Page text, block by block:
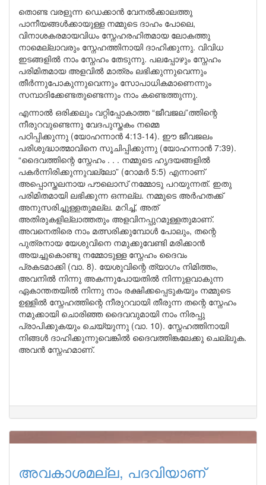
തൊണ്ട വരളുന്ന ഡെക്കാൻ വേനൽക്കാലത്തു
പാനീയങ്ങൾക്കായുള്ള നമ്മുടെ ദാഹം പോലെ,
വിനാശകരമായവിധം സ്നേഹരഹിതമായ ലോകത്തു
നാമെല്ലാവരും സ്നേഹത്തിനായി ദാഹിക്കുന്നു. വിവിധ
ഇടങ്ങളിൽ നാം സ്നേഹം തേടുന്നു. പലപ്പോഴും സ്നേഹം
പരിമിതമായ അളവിൽ മാത്രം ലഭിക്കുന്നുവെന്നും
തീർന്നുപോകുന്നുവെന്നും സോപാധികമാണെന്നും
സമ്പാദിക്കേണ്ടതുണ്ടെന്നും നാം കണ്ടെത്തുന്നു.
എന്നാൽ ഒരിക്കലും വറ്റിപ്പോകാത്ത “ജീവജല”ത്തിന്റെ
നീരുറവുണ്ടെന്നു വേദപുസ്തകം നമ്മെ
പഠിപ്പിക്കുന്നു (യോഹന്നാൻ 4:13-14). ഈ ജീവജലം
പരിശുദ്ധാത്മാവിനെ സൂചിപ്പിക്കുന്നു (യോഹന്നാൻ 7:39).
“ദൈവത്തിന്റെ സ്നേഹം . . . നമ്മുടെ ഹൃദയങ്ങളിൽ
പകർന്നിരിക്കുന്നുവല്ലോ” (റോമർ 5:5) എന്നാണ്
അപ്പൊസ്തലനായ പൗലൊസ് നമ്മോടു പറയുന്നത്. ഇതു
പരിമിതമായി ലഭിക്കുന്ന ഒന്നല്ല. നമ്മുടെ അർഹതക്ക്
അനുസരിച്ചുള്ളതുമല്ല. മറിച്ച്, അത്
അതിരുകളില്ലാത്തതും അളവിനപ്പുറമുള്ളതുമാണ്.
അവനെതിരെ നാം മത്സരിക്കുമ്പോൾ പോലും, തന്റെ
പുത്രനായ യേശുവിനെ നമുക്കുവേണ്ടി മരിക്കാൻ
അയച്ചുകൊണ്ടു നമ്മോടുള്ള സ്നേഹം ദൈവം
പ്രകടമാക്കി (വാ. 8). യേശുവിന്റെ ത്യാഗം നിമിത്തം,
അവനിൽ നിന്നു അകന്നുപോയതിൽ നിന്നുളവാകുന്ന
ഏകാന്തതയിൽ നിന്നു നാം രക്ഷിക്കപ്പെടുകയും നമ്മുടെ
ഉള്ളിൽ സ്നേഹത്തിന്റെ നീരുറവായി തീരുന്ന തന്റെ സ്നേഹം
നമുക്കായി ചൊരിഞ്ഞ ദൈവവുമായി നാം നിരപ്പു
പ്രാപിക്കുകയും ചെയ്യുന്നു (വാ. 10). സ്നേഹത്തിനായി
നിങ്ങൾ ദാഹിക്കുന്നുവെങ്കിൽ ദൈവത്തിങ്കലേക്കു ചെല്ലുക.
അവൻ സ്നേഹമാണ്.
അവകാശമല്ല, പദവിയാണ്